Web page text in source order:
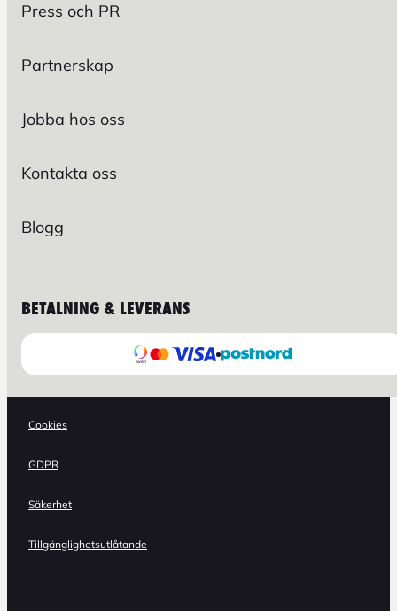
Press och PR
Partnerskap
Jobba hos oss
Kontakta oss
Blogg
BETALNING & LEVERANS
Cookies
GDPR
Säkerhet
Tillgänglighetsutlåtande